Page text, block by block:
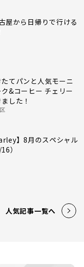
屋から日帰りで行ける
たてパンと人気モーニ
&コーヒー チェリー
した！
】8月のスペシャル
）
人気記事一覧へ